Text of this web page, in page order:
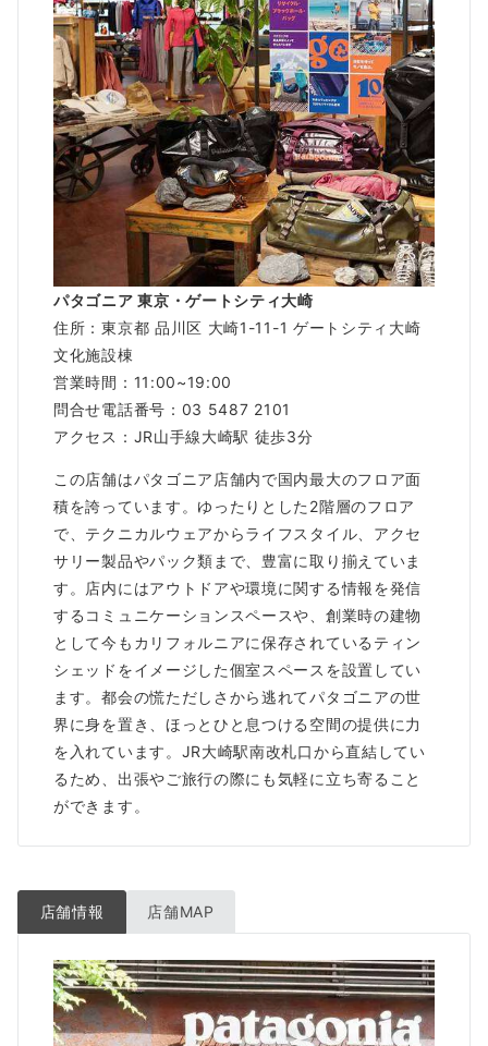
パタゴニア 東京・ゲートシティ大崎
住所：東京都 品川区 大崎1-11-1 ゲートシティ大崎
文化施設棟
営業時間：11:00~19:00
問合せ電話番号：03 5487 2101
アクセス：JR山手線大崎駅 徒歩3分
この店舗はパタゴニア店舗内で国内最大のフロア面
積を誇っています。ゆったりとした2階層のフロア
で、テクニカルウェアからライフスタイル、アクセ
サリー製品やパック類まで、豊富に取り揃えていま
す。店内にはアウトドアや環境に関する情報を発信
するコミュニケーションスペースや、創業時の建物
として今もカリフォルニアに保存されているティン
シェッドをイメージした個室スペースを設置してい
ます。都会の慌ただしさから逃れてパタゴニアの世
界に身を置き、ほっとひと息つける空間の提供に力
を入れています。JR大崎駅南改札口から直結してい
るため、出張やご旅行の際にも気軽に立ち寄ること
ができます。
店舗情報 店舗MAP